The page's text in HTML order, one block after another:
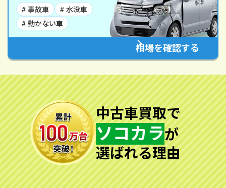
# 事故車
# 水没車
# 動かない車
相場を確認する
中古車買取で
ソコカラが
選ばれる理由